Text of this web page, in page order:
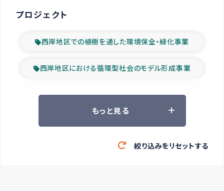
プロジェクト
西岸地区での植樹を通した環境保全・緑化事業
西岸地区における循環型社会のモデル形成事業
ツアー参加者の声
緊急救援の時代
もっと見る
絞り込みをリセットする